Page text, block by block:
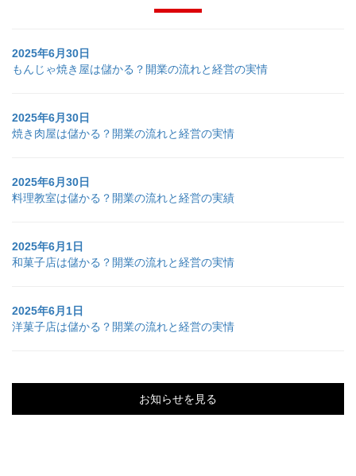
2025年6月30日
もんじゃ焼き屋は儲かる？開業の流れと経営の実情
2025年6月30日
焼き肉屋は儲かる？開業の流れと経営の実情
2025年6月30日
料理教室は儲かる？開業の流れと経営の実績
2025年6月1日
和菓子店は儲かる？開業の流れと経営の実情
2025年6月1日
洋菓子店は儲かる？開業の流れと経営の実情
お知らせを見る